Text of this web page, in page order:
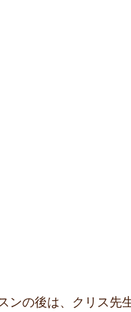
の後は、クリス